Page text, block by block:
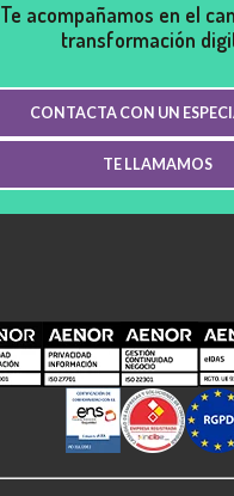
Te acompañamos en el
transformación
CONTACTA CON UN
TE LLAMAMOS